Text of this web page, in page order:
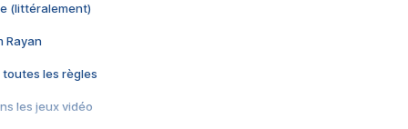
(littéralement)
Rayan
toutes les règles
les jeux vidéo